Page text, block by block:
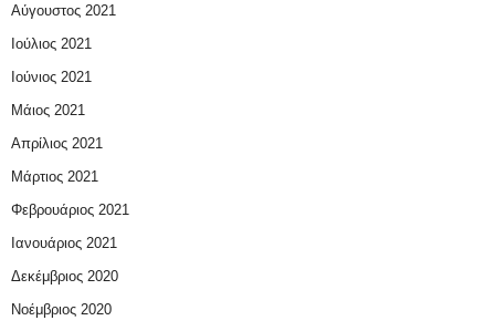
Αύγουστος 2021
Ιούλιος 2021
Ιούνιος 2021
Μάιος 2021
Απρίλιος 2021
Μάρτιος 2021
Φεβρουάριος 2021
Ιανουάριος 2021
Δεκέμβριος 2020
Νοέμβριος 2020